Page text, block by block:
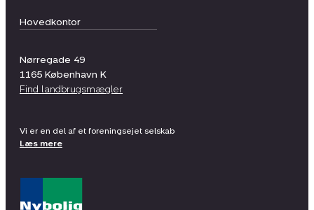
Hovedkontor
Nørregade 49
1165 København K
Find landbrugsmægler
Vi er en del af et foreningsejet selskab
Læs mere